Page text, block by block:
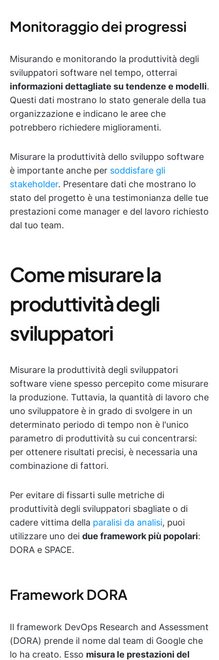
Monitoraggio dei progressi
Misurando e monitorando la produttività degli
sviluppatori software nel tempo, otterrai
informazioni dettagliate su tendenze e modelli.
Questi dati mostrano lo stato generale della tua
organizzazione e indicano le aree che
potrebbero richiedere miglioramenti.
Misurare la produttività dello sviluppo software
è importante anche per soddisfare gli
stakeholder. Presentare dati che mostrano lo
stato del progetto è una testimonianza delle tue
prestazioni come manager e del lavoro richiesto
dal tuo team.
Come misurare la
produttività degli
sviluppatori
Misurare la produttività degli sviluppatori
software viene spesso percepito come misurare
la produzione. Tuttavia, la quantità di lavoro che
uno sviluppatore è in grado di svolgere in un
determinato periodo di tempo non è l'unico
parametro di produttività su cui concentrarsi:
per ottenere risultati precisi, è necessaria una
combinazione di fattori.
Per evitare di fissarti sulle metriche di
produttività degli sviluppatori sbagliate o di
cadere vittima della paralisi da analisi, puoi
utilizzare uno dei due framework più popolari:
DORA e SPACE.
Framework DORA
Il framework DevOps Research and Assessment
(DORA) prende il nome dal team di Google che
lo ha creato. Esso misura le prestazioni del